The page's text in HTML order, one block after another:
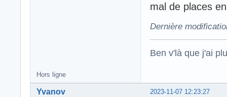
mal de places
Dernière
Ben v'là que j'ai
Hors ligne
2023-11-07 12:23:27
Yvanov